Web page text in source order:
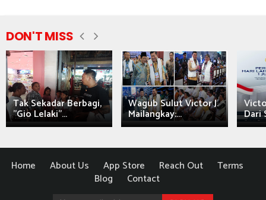
DON'T MISS
Tak Sekadar Berbagi,
"Gio Lelaki"...
Wagub Sulut Victor J.
Mailangkay:... Dari
Home About Us App Store Reach Out
Terms
Blog
Contact